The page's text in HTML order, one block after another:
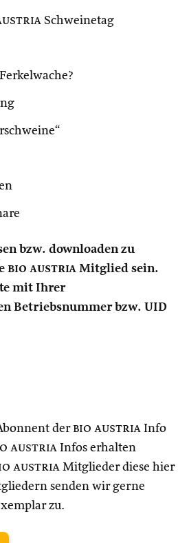
Schweinetag
bzw. downloaden zu
bio austria Mitglied sein.
mit Ihrer
Betriebsnummer bzw. UID
der bio austria Info
austria Infos erhalten
austria Mitglieder diese hier
senden wir gerne
zu.